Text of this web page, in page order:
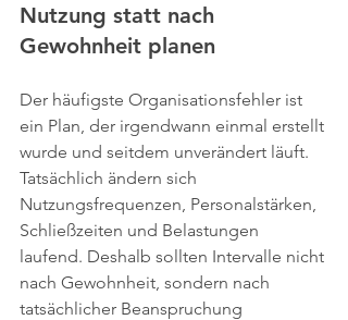
Nutzung statt nach
Gewohnheit planen
Der häufigste Organisationsfehler ist
ein Plan, der irgendwann einmal erstellt
wurde und seitdem unverändert läuft.
Tatsächlich ändern sich
Nutzungsfrequenzen, Personalstärken,
Schließzeiten und Belastungen
laufend. Deshalb sollten Intervalle nicht
nach Gewohnheit, sondern nach
tatsächlicher Beanspruchung